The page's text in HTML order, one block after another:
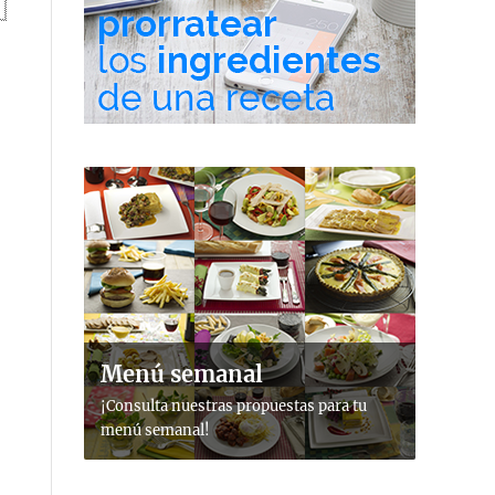
Menú semanal
¡Consulta nuestras propuestas para tu
menú semanal!